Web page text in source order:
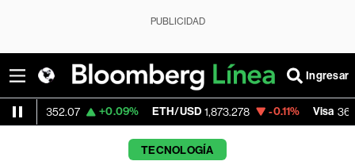
PUBLICIDAD
Ingresar
+0.09% ETH/USD 1,873.278 -0.11% Visa 369.59
TECNOLOGÍA